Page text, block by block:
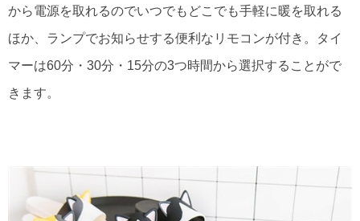
から電源を取れるのでいつでもどこでも手軽に暖を取れる
ほか、ランプでお知らせする便利なリモコンが付き。タイ
マーは60分・30分・15分の3つ時間から選択することがで
きます。